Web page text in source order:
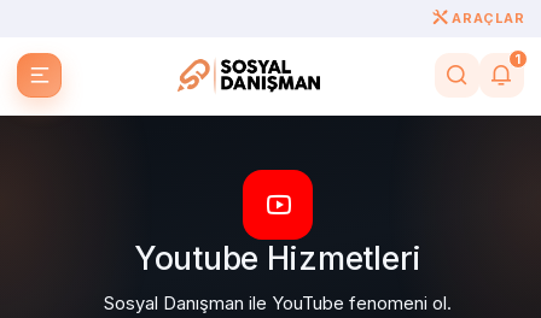
ARAÇLAR
1
Youtube Hizmetleri
Sosyal Danışman ile YouTube fenomeni ol.